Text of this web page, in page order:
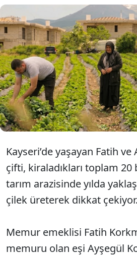
Kayseri’de yaşayan Fatih
çifti, 2013 yılında hobi
üretimini yıllar içinde
alana taşıdı. Organik
70 ton çilek hasat eden
ziyaretçilere dalından
sunuyor.
Kayseri’de yaşayan Fatih
çifti, kiraladıkları toplam
tarım arazisinde yılda
çilek üreterek dikkat çekiyor.
Memur emeklisi Fatih
memuru olan eşi Ayşegül